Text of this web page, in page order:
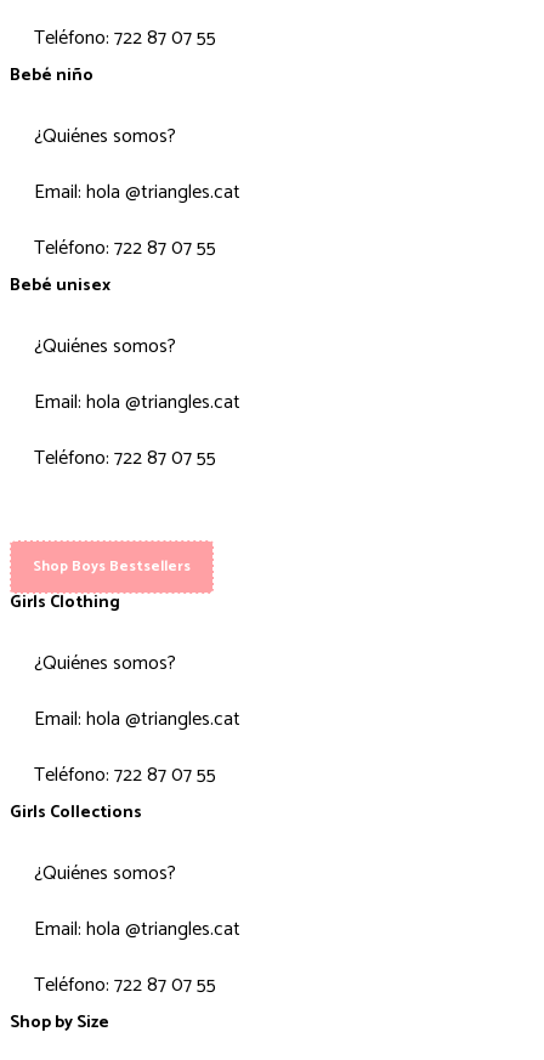
Teléfono: 722 87 07 55
Bebé niño
¿Quiénes somos?
Email: hola @triangles.cat
Teléfono: 722 87 07 55
Bebé unisex
¿Quiénes somos?
Email: hola @triangles.cat
Teléfono: 722 87 07 55
Shop Boys Bestsellers
Girls Clothing
¿Quiénes somos?
Email: hola @triangles.cat
Teléfono: 722 87 07 55
Girls Collections
¿Quiénes somos?
Email: hola @triangles.cat
Teléfono: 722 87 07 55
Shop by Size